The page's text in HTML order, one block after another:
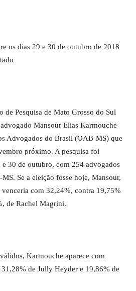
os dias 29 e 30 de outubro de 2018
de Pesquisa de Mato Grosso do Sul
Mansour Elias Karmouche
Advogados do Brasil (OAB-MS) que
próximo. A pesquisa foi
e 30 de outubro, com 254 advogados
Se a eleição fosse hoje, Mansour,
com 32,24%, contra 19,75%
de Rachel Magrini.
Karmouche aparece com
de Jully Heyder e 19,86% de